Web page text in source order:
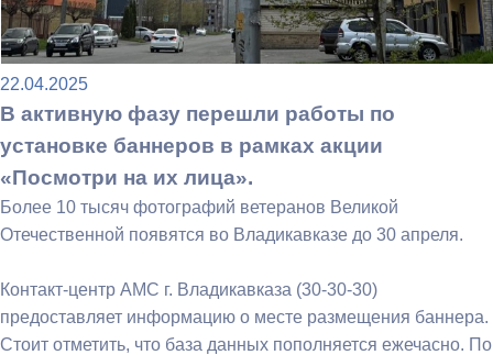
22.04.2025
В активную фазу перешли работы по
установке баннеров в рамках акции
«Посмотри на их лица».
Более 10 тысяч фотографий ветеранов Великой
Отечественной появятся во Владикавказе до 30 апреля.
Контакт-центр АМС г. Владикавказа (30-30-30)
предоставляет информацию о месте размещения баннера.
Стоит отметить, что база данных пополняется ежечасно. По